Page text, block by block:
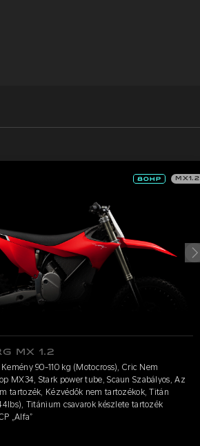
MX1.2
MX 1.2
90-110 kg (Motocross), Cric Nem
MX34, Stark power tube, Scaun Szabályos, Az
tartozék, Kézvédők nem tartozékok, Titán
Titánium csavarok készlete tartozék
„Alfa”